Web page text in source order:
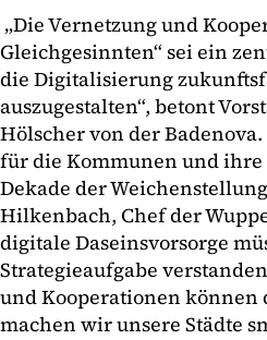
„Die Vernetzung und
Gleichgesinnten“ sei ein
die Digitalisierung
auszugestalten“, betont
Hölscher von der
für die Kommunen und ihre
Dekade der
Hilkenbach, Chef der
digitale Daseinsvorsorge
Strategieaufgabe
und Kooperationen können
machen wir unsere Städte